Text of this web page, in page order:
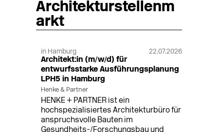
Architekturstellenm
arkt
in Hamburg 22.07.2026
Architekt:in (m/w/d) für
entwurfsstarke Ausführungsplanung
LPH5 in Hamburg
Henke & Partner
HENKE + PARTNER ist ein
hochspezialisiertes Architekturbüro für
anspruchsvolle Bauten im
Gesundheits-/Forschungsbau und